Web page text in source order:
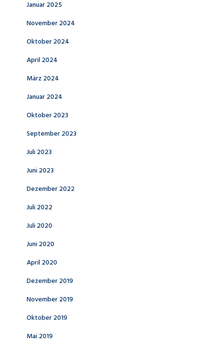
Januar 2025
November 2024
Oktober 2024
April 2024
März 2024
Januar 2024
Oktober 2023
September 2023
Juli 2023
Juni 2023
Dezember 2022
Juli 2022
Juli 2020
Juni 2020
April 2020
Dezember 2019
November 2019
Oktober 2019
Mai 2019